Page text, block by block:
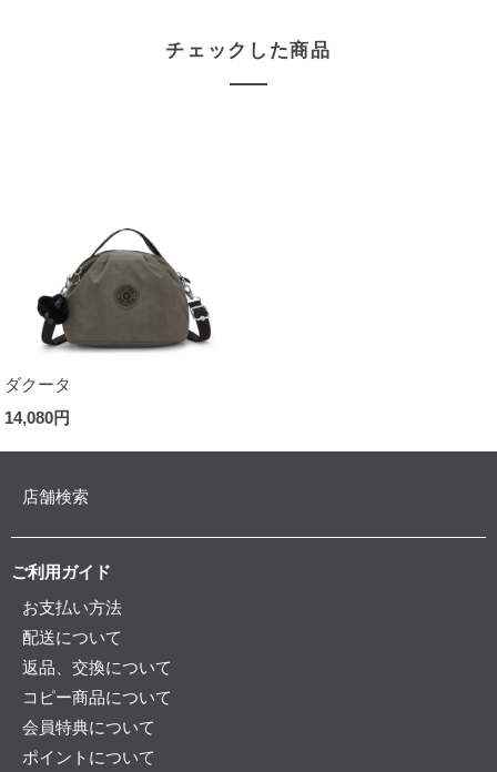
チェックした商品
ダクータ
14,080円
店舗検索
ご利用ガイド
お支払い方法
配送について
返品、交換について
コピー商品について
会員特典について
ポイントについて